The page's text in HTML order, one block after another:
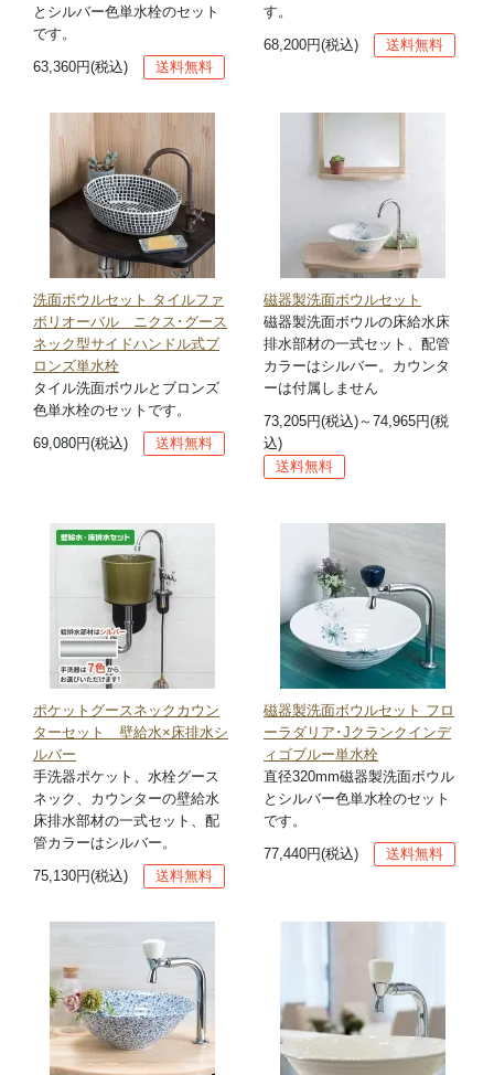
とシルバー色単水栓のセット
です。
63,360円(税込)
送料無料
す。
68,200円(税込)
送料無料
洗面ボウルセット タイルファ
ボリオーバル ニクス･グース
ネック型サイドハンドル式ブ
ロンズ単水栓
タイル洗面ボウルとブロンズ
色単水栓のセットです。
69,080円(税込)
送料無料
磁器製洗面ボウルセット
磁器製洗面ボウルの床給水床
排水部材の一式セット、配管
カラーはシルバー。カウンタ
ーは付属しません
73,205円(税込)～74,965円(税
込)
送料無料
ポケットグースネックカウン
ターセット 壁給水×床排水シ
ルバー
手洗器ポケット、水栓グース
ネック、カウンターの壁給水
床排水部材の一式セット、配
管カラーはシルバー。
75,130円(税込)
送料無料
磁器製洗面ボウルセット フロ
ーラダリア･Jクランクインデ
ィゴブルー単水栓
直径320mm磁器製洗面ボウル
とシルバー色単水栓のセット
です。
77,440円(税込)
送料無料